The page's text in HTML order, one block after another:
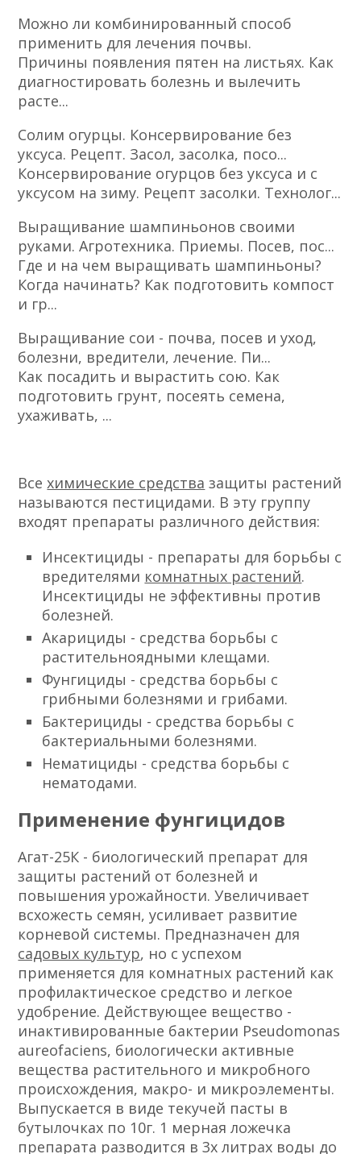
Можно ли комбинированный способ
применить для лечения почвы.
Причины появления пятен на листьях. Как
диагностировать болезнь и вылечить
расте...
Солим огурцы. Консервирование без
уксуса. Рецепт. Засол, засолка, посо...
Консервирование огурцов без уксуса и с
уксусом на зиму. Рецепт засолки. Технолог...
Выращивание шампиньонов своими
руками. Агротехника. Приемы. Посев, пос...
Где и на чем выращивать шампиньоны?
Когда начинать? Как подготовить компост
и гр...
Выращивание сои - почва, посев и уход,
болезни, вредители, лечение. Пи...
Как посадить и вырастить сою. Как
подготовить грунт, посеять семена,
ухаживать, ...
Всехимические средства защиты растений
называются пестицидами. В эту группу
входят препараты различного действия:
Инсектициды - препараты для борьбы с
вредителями комнатных растений.
Инсектициды не эффективны против
болезней.
Акарициды - средства борьбы с
растительноядными клещами.
Фунгициды - средства борьбы с
грибными болезнями и грибами.
Бактерициды - средства борьбы с
бактериальными болезнями.
Нематициды - средства борьбы с
нематодами.
Применение фунгицидов
Агат-25К - биологический препарат для
защиты растений от болезней и
повышения урожайности. Увеличивает
всхожесть семян, усиливает развитие
корневой системы. Предназначен для
садовых культур, но с успехом
применяется для комнатных растений как
профилактическое средство и легкое
удобрение. Действующее вещество -
инактивированные бактерии Pseudomonas
aureofaciens, биологически активные
вещества растительного и микробного
происхождения, макро- и микроэлементы.
Выпускается в виде текучей пасты в
бутылочках по 10г. 1 мерная ложечка
препарата разводится в 3х литрах воды до